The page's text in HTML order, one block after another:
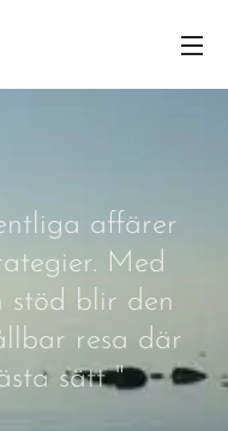
affärer
Med
stöd blir den
resa där
sätt "